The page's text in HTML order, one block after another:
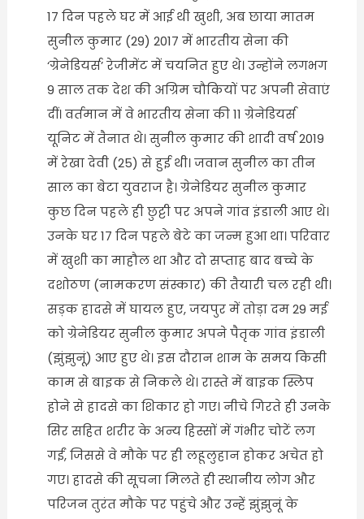
17 दिन पहले घर में आई थी खुशी, अब छाया मातम
सुनील कुमार (29) 2017 में भारतीय सेना की
‘ग्रेनेडियर्स’ रेजीमेंट में चयनित हुए थे। उन्होंने लगभग
9 साल तक देश की अग्रिम चौकियों पर अपनी सेवाएं
दीं। वर्तमान में वे भारतीय सेना की 11 ग्रेनेडियर्स
यूनिट में तैनात थे। सुनील कुमार की शादी वर्ष 2019
में रेखा देवी (25) से हुई थी। जवान सुनील का तीन
साल का बेटा युवराज है। ग्रेनेडियर सुनील कुमार
कुछ दिन पहले ही छुट्टी पर अपने गांव इंडाली आए थे।
उनके घर 17 दिन पहले बेटे का जन्म हुआ था। परिवार
में खुशी का माहौल था और दो सप्ताह बाद बच्चे के
दशोठण (नामकरण संस्कार) की तैयारी चल रही थी।
सड़क हादसे में घायल हुए, जयपुर में तोड़ा दम 29 मई
को ग्रेनेडियर सुनील कुमार अपने पैतृक गांव इंडाली
(झुंझुनूं) आए हुए थे। इस दौरान शाम के समय किसी
काम से बाइक से निकले थे। रास्ते में बाइक स्लिप
होने से हादसे का शिकार हो गए। नीचे गिरते ही उनके
सिर सहित शरीर के अन्य हिस्सों में गंभीर चोटें लग
गईं, जिससे वे मौके पर ही लहूलुहान होकर अचेत हो
गए। हादसे की सूचना मिलते ही स्थानीय लोग और
परिजन तुरंत मौके पर पहुंचे और उन्हें झुंझुनूं के